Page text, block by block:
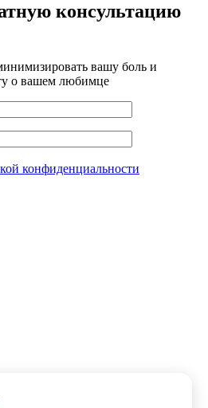
консультацию
вашу боль и
о вашем любимце
конфиденциальности